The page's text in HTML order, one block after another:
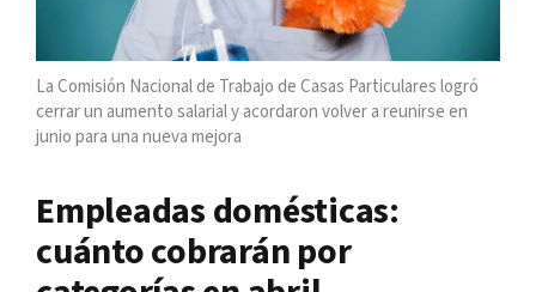
La Comisión Nacional de Trabajo de Casas Particulares logró
cerrar un aumento salarial y acordaron volver a reunirse en
junio para una nueva mejora
Empleadas domésticas:
cuánto cobrarán por